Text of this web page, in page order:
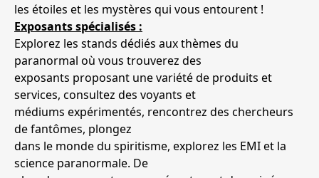
les étoiles et les mystères qui vous entourent !
Exposants spécialisés :
Explorez les stands dédiés aux thèmes du
paranormal où vous trouverez des
exposants proposant une variété de produits et
services, consultez des voyants et
médiums expérimentés, rencontrez des chercheurs
de fantômes, plongez
dans le monde du spiritisme, explorez les EMI et la
science paranormale. De